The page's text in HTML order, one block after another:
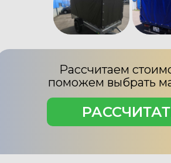
Рассчитаем
поможем выбрать